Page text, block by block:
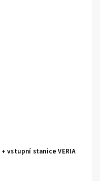
vstupní stanice VERIA